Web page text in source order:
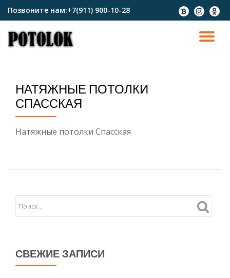
содержимому
Позвоните нам:+7(911) 900-10-28
fa-
btc
fa-
instagram
fa-
НАТЯЖНЫЕ ПОТОЛКИ
СПАССКАЯ
Натяжные потолки Спасская
СВЕЖИЕ ЗАПИСИ